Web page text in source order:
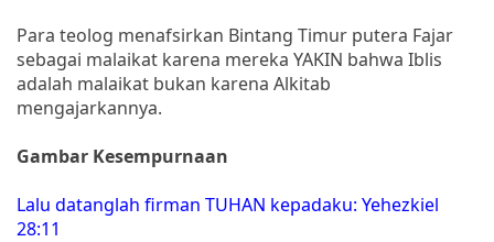
Para teolog menafsirkan Bintang Timur putera Fajar
sebagai malaikat karena mereka YAKIN bahwa Iblis
adalah malaikat bukan karena Alkitab
mengajarkannya.
Gambar Kesempurnaan
Lalu datanglah firman TUHAN kepadaku: Yehezkiel
28:11